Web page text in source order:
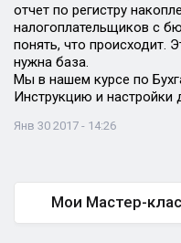
отчет по регистру
налогоплательщиков с
понять, что происходит.
нужна база.
Мы в нашем курсе по
Инструкцию и настройки
Янв 30 2017 - 14:26
Мои Мастер-